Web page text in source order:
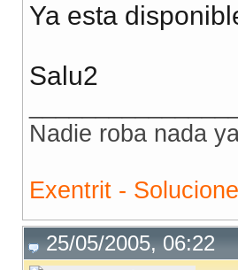
Ya esta
Salu2
Nadie roba nada
Exentrit -
25/05/2005, 06:22